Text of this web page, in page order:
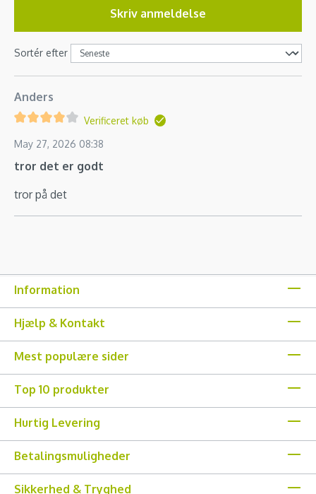
Skriv anmeldelse
Sortér efter
Anders
Verificeret køb
May 27, 2026 08:38
tror det er godt
tror på det
Information
Hjælp & Kontakt
Mest populære sider
Top 10 produkter
Hurtig Levering
Betalingsmuligheder
Sikkerhed & Tryghed